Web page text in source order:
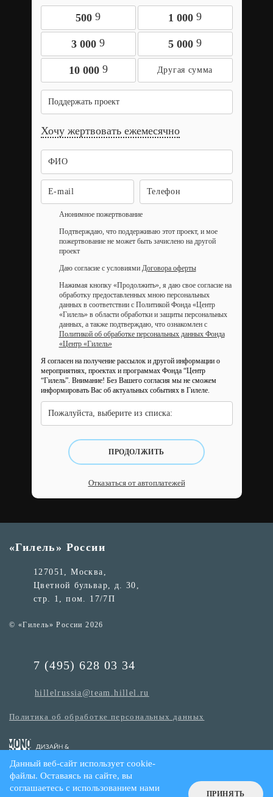
500 9 1 000 9
3 000 9 5 000 9
10 000 9
Поддержать проект
Хочу жертвовать ежемесячно
Анонимное пожертвование
Подтверждаю, что поддерживаю этот проект, и мое
пожертвование не может быть зачислено на другой
проект
Даю согласие с условиями Договора оферты
Нажимая кнопку «Продолжить», я даю свое согласие на
обработку предоставленных мною персональных
данных в соответствии с Политикой Фонда «Центр
«Гилель» в области обработки и защиты персональных
данных, а также подтверждаю, что ознакомлен с
Политикой об обработке персональных данных Фонда
«Центр «Гилель»
Я согласен на получение рассылок и другой информации о
мероприятиях, проектах и программах Фонда “Центр
“Гилель”. Внимание! Без Вашего согласия мы не сможем
информировать Вас об актуальных событиях в Гилеле.
Пожалуйста, выберите из списка:
ПРОДОЛЖИТЬ
Отказаться от автоплатежей
«Гилель» России
127051, Москва,
Цветной бульвар, д. 30,
стр. 1, пом. 17/7П
© «Гилель» России 2026
7 (495) 628 03 34
hillelrussia@team.hillel.ru
Политика об обработке персональных данных
Данный веб-сайт использует cookie-
файлы. Оставаясь на сайте, вы
соглашаетесь с использованием нами
ПРИНЯТЬ